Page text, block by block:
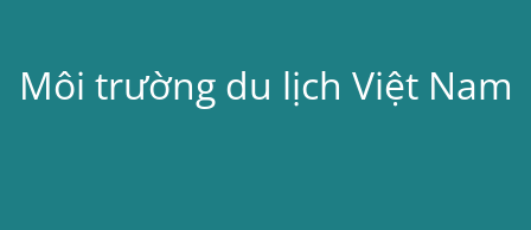
Môi trường du lịch Việt Nam